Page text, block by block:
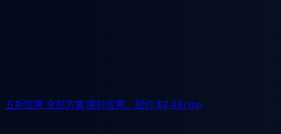
五折优惠 全部方案,限时优惠。起价$2.48/mo